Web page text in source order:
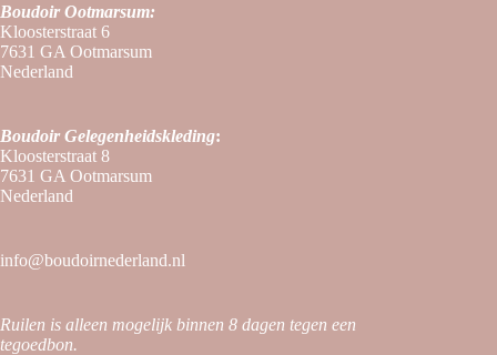
Boudoir Ootmarsum:
Kloosterstraat 6
7631 GA Ootmarsum
Nederland
Boudoir Gelegenheidskleding:
Kloosterstraat 8
7631 GA Ootmarsum
Nederland
info@boudoirnederland.nl
Ruilen is alleen mogelijk binnen 8 dagen tegen een
tegoedbon.